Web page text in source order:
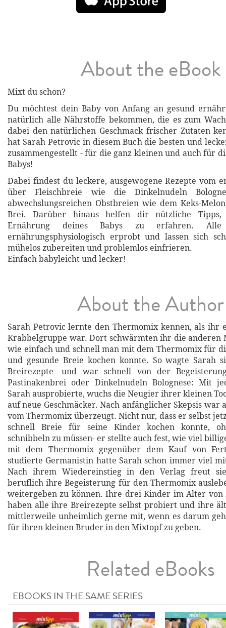
About the eBook
Mixt du schon?
Du möchtest dein Baby von Anfang an gesund
natürlich alle Nährstoffe bekommen, die es zum
dabei den natürlichen Geschmack frischer Zutaten
hat Sarah Petrovic in diesem Buch die besten und
zusammengestellt - für die ganz kleinen und auch für
Babys!
Dabei findest du leckere, ausgewogene Rezepte vom
über Fleischbreie wie die Dinkelnudeln
abwechslungsreichen Obstbreien wie dem Keks-
Brei. Darüber hinaus helfen dir nützliche
Ernährung deines Babys zu erfahren. Alle
ernährungsphysiologisch erprobt und lassen sich
mühelos zubereiten und problemlos einfrieren.
Einfach babyleicht und lecker!
About the Author
Sarah Petrovic lernte den Thermomix kennen, als ihr
Krabbelgruppe war. Dort schwärmten ihr die anderen
wie einfach und schnell man mit dem Thermomix für
und gesunde Breie kochen konnte. So wagte Sarah
Breirezepte- und war schnell von der
Pastinakenbrei oder Dinkelnudeln Bolognese: Mit
Sarah ausprobierte, wuchs die Neugier ihrer kleinen
auf neue Geschmäcker. Nach anfänglicher Skepsis war
vom Thermomix überzeugt. Nicht nur, dass er selbst
schnell Breie für seine Kinder kochen konnte,
schnibbeln zu müssen- er stellte auch fest, wie viel
mit dem Thermomix gegenüber dem Kauf von
studierte Germanistin hatte Sarah schon immer viel
Nach ihrem Wiedereinstieg in den Verlag freut
beruflich ihre Begeisterung für den Thermomix
weitergeben zu können. Ihre drei Kinder im Alter von
haben alle ihre Breirezepte selbst probiert und ihre
mittlerweile unheimlich gerne mit, wenn es darum
für ihren kleinen Bruder in den Mixtopf zu geben.
Related eBooks
EBOOKS IN THE SAME SERIES